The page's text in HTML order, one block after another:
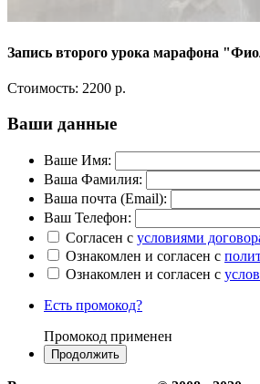
Запись второго урока марафона
Стоимость: 2200 р.
Ваши данные
Ваше Имя:
Ваша Фамилия:
Ваша почта (Email):
Ваш Телефон:
Согласен с условиями
Ознакомлен и согласен с
Ознакомлен и согласен с
Есть промокод?
Промокод применен